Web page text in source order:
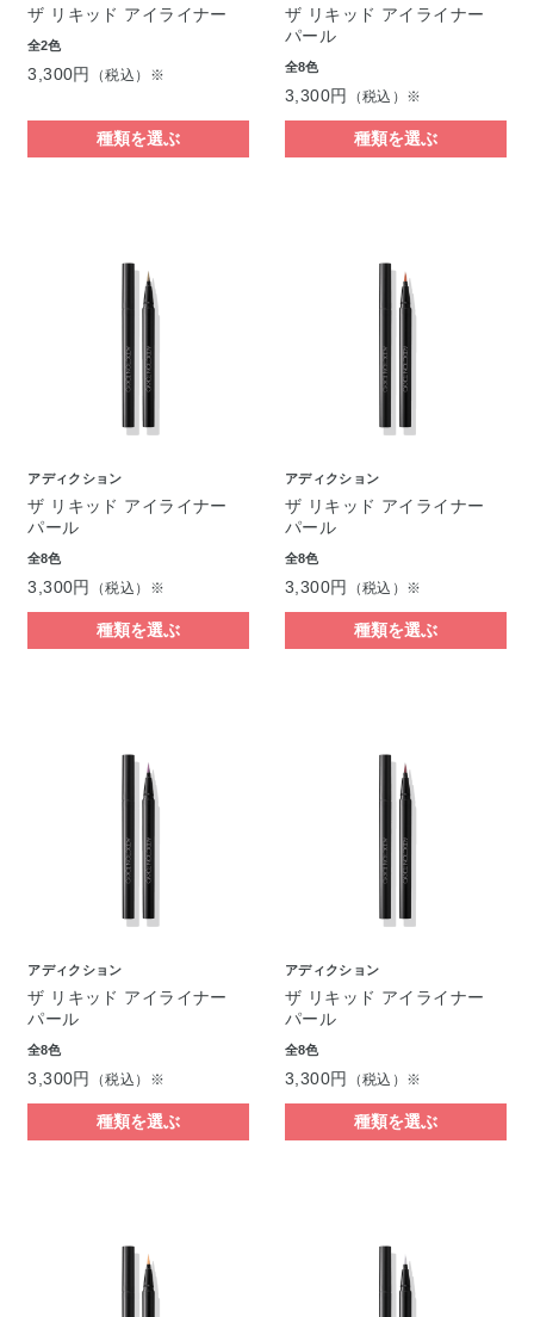
ザ リキッド アイライナー
全2色
3,300円 （税込）※
種類を選ぶ
ザ リキッド アイライナー
パール
全8色
3,300円 （税込）※
種類を選ぶ
アディクション
ザ リキッド アイライナー
パール
全8色
3,300円 （税込）※
種類を選ぶ
アディクション
ザ リキッド アイライナー
パール
全8色
3,300円 （税込）※
種類を選ぶ
アディクション
ザ リキッド アイライナー
パール
全8色
3,300円 （税込）※
種類を選ぶ
アディクション
ザ リキッド アイライナー
パール
全8色
3,300円 （税込）※
種類を選ぶ